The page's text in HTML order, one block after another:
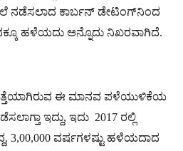
ನಡೆಸಲಾದ ಕಾರ್ಬನ್​ ಡೇಟಿಂಗ್​ನಿಂದ
ಹಳೆಯದು ಅನ್ನೊದು ನಿಖರವಾಗಿದೆ.
ಈ ಮಾನವ ಪಳೆಯುಳಿಕೆಯ
ಇದ್ದು, ಇದು 2017 ರಲ್ಲಿ
3,00,000 ವರ್ಷಗಳಷ್ಟು ಹಳೆಯದಾದ